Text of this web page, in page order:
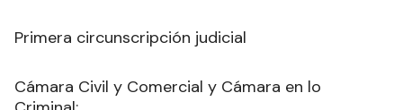
Primera circunscripción judicial
Cámara Civil y Comercial y Cámara en lo